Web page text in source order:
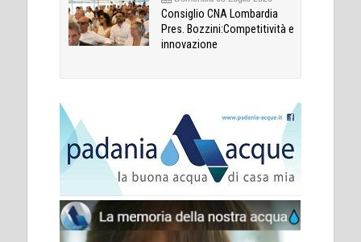
Consiglio CNA Lombardia
Pres. Bozzini:Competitività e
innovazione